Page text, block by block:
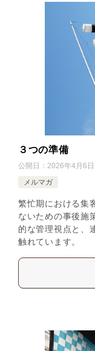
３つの準備
公開日： 2026年4月6日
メルマガ
繁忙期における集
ないための事後施
的な管理視点と、
触れています。